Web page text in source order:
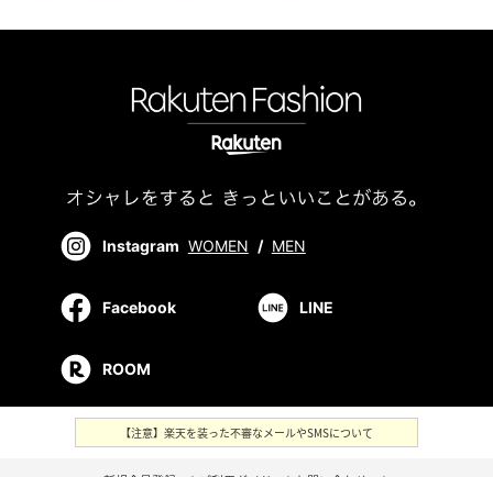
Instagram WOMEN / MEN
Facebook LINE
ROOM
【注意】楽天を装った不審なメールやSMSについて